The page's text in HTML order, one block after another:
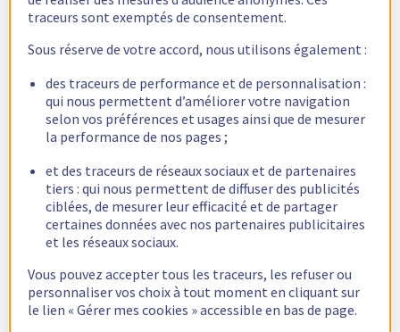
traceurs sont exemptés de consentement.
Sous réserve de votre accord, nous utilisons également :
des traceurs de performance et de personnalisation :
qui nous permettent d’améliorer votre navigation
selon vos préférences et usages ainsi que de mesurer
la performance de nos pages ;
et des traceurs de réseaux sociaux et de partenaires
tiers : qui nous permettent de diffuser des publicités
ciblées, de mesurer leur efficacité et de partager
certaines données avec nos partenaires publicitaires
et les réseaux sociaux.
Vous pouvez accepter tous les traceurs, les refuser ou
personnaliser vos choix à tout moment en cliquant sur
le lien « Gérer mes cookies » accessible en bas de page.